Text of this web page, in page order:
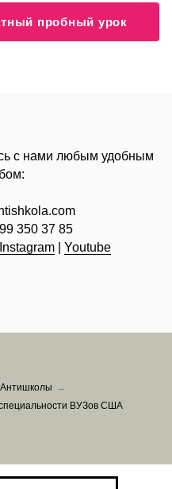
пробный урок
с нами любым удобным
350 37 85
Instagram Youtube
Антишколы →
ВУЗов США